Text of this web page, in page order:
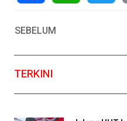
SEBELUM
TERKINI